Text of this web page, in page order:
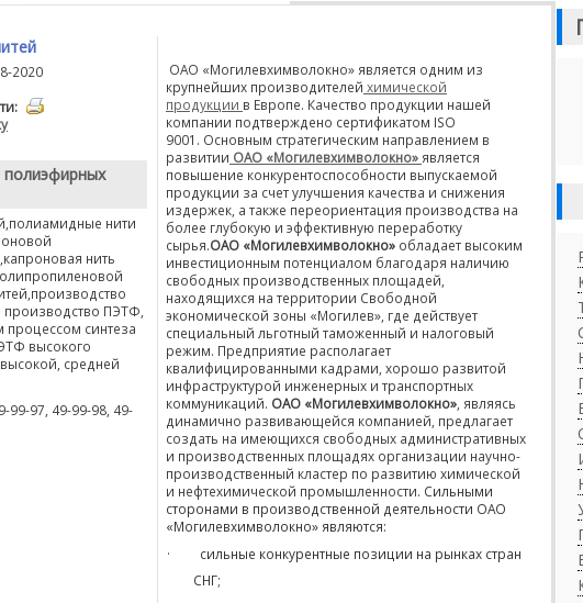
2020
нити
нить
производство ПЭТФ,
синтеза
высокого
средней
99-97, 49-99-98, 49-
ОАО «Могилевхимволокно» является одним из
крупнейших производителей химической
продукции в Европе. Качество продукции нашей
компании подтверждено сертификатом ISO
9001. Основным стратегическим направлением в
развитии ОАО «Могилевхимволокно» является
повышение конкурентоспособности выпускаемой
продукции за счет улучшения качества и снижения
издержек, а также переориентация производства на
более глубокую и эффективную переработку
сырья.ОАО «Могилевхимволокно» обладает высоким
инвестиционным потенциалом благодаря наличию
свободных производственных площадей,
находящихся на территории Свободной
экономической зоны «Могилев», где действует
специальный льготный таможенный и налоговый
режим. Предприятие располагает
квалифицированными кадрами, хорошо развитой
инфраструктурой инженерных и транспортных
коммуникаций. ОАО «Могилевхимволокно» , являясь
динамично развивающейся компанией, предлагает
создать на имеющихся свободных административных
и производственных площадях организации научно-
производственный кластер по развитию химической
и нефтехимической промышленности. Сильными
сторонами в производственной деятельности ОАО
«Могилевхимволокно» являются:
· сильные конкурентные позиции на рынках стран
СНГ;